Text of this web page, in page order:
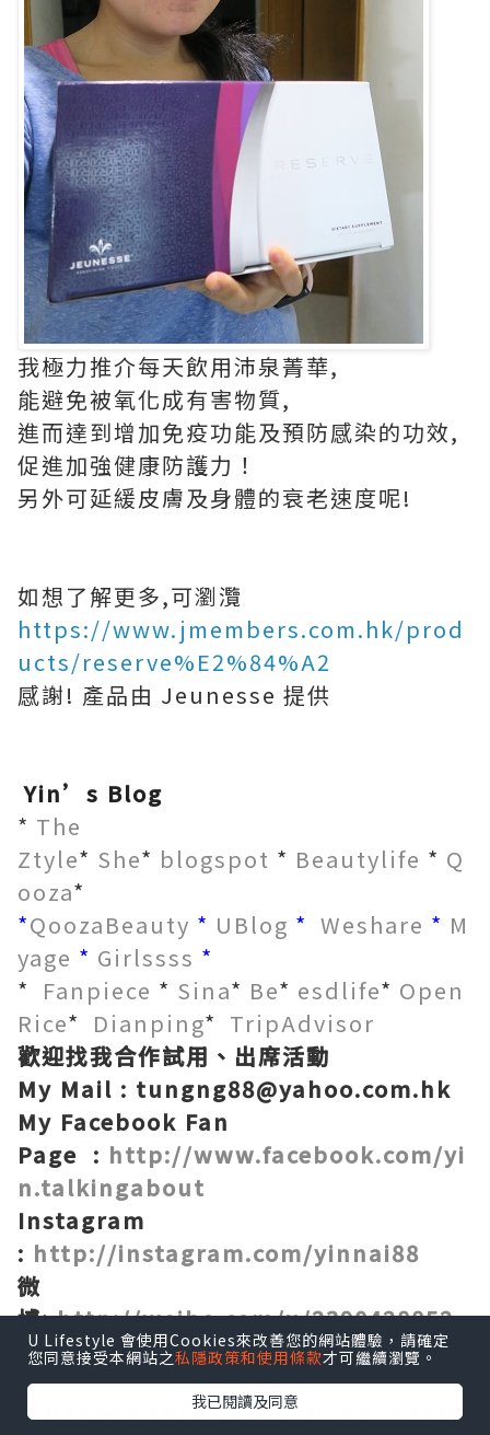
我極力推介每天飲用沛泉菁華,
能避免被氧化成有害物質,
進而達到增加免疫功能及預防感染的功效,
促進加強健康防護力！
另外可延緩皮膚及身體的衰老速度呢!
如想了解更多,可瀏灠
https://www.jmembers.com.hk/prod
ucts/reserve%E2%84%A2
感謝! 產品由 Jeunesse 提供
Yin’s Blog
* The
Ztyle* She* blogspot * Beautylife * Q
ooza*
*QoozaBeauty * UBlog * Weshare * M
yage * Girlssss *
* Fanpiece * Sina* Be* esdlife* Open
Rice* Dianping* TripAdvisor
歡迎找我合作試用、出席活動
My Mail : tungng88@yahoo.com.hk
My Facebook Fan
Page : http://www.facebook.com/yi
n.talkingabout
Instagram
: http://instagram.com/yinnai88
微
博:http://weibo.com/u/2390428852
*本站之內容由作者所提供，並不代表本站的立場。因此本站對
U Lifestyle 會使用Cookies來改善您的網站體驗，請確定
您同意接受本網站之私隱政策和使用條款才可繼續瀏覽。
我已閱讀及同意